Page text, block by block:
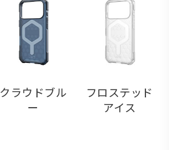
クラウドブル
ー
フロステッド
アイス